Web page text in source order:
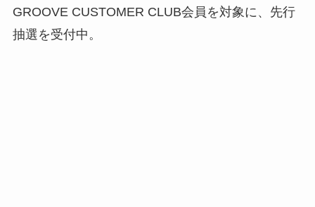
GROOVE CUSTOMER CLUB会員を対象に、先行
抽選を受付中。